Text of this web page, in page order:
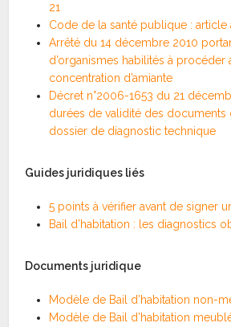
21
Code de la santé publique : article
Arrêté du 14 décembre 2010
d’organismes habilités à procéder
concentration d’amiante
Décret n°2006-1653 du 21
durées de validité des documents
dossier de diagnostic technique
Guides juridiques liés
5 points à vérifier avant de signer
Bail d’habitation : les diagnostics
Documents juridique
Modèle de Bail d’habitation non-
Modèle de Bail d’habitation